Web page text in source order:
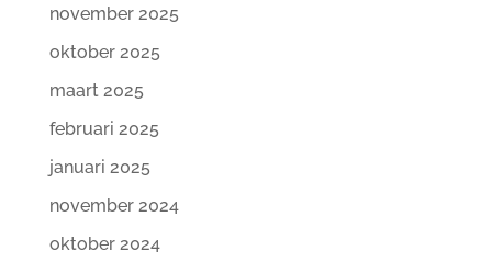
november 2025
oktober 2025
maart 2025
februari 2025
januari 2025
november 2024
oktober 2024